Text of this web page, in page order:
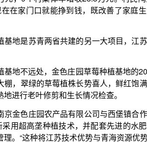
色庄园草莓种植基地的20座现代化智能保温棚整
植株长势喜人，鲜红饱满的果实点缀其间，工人
生长情况检查。
品有限公司与西堡镇合作的成果，项目总投资达
术，并配套先进的水肥一体化系统，实现了精
的优异成绩。”南京金色庄园农产品有限公司西
作的科技赋能同样结出硕果。玉拉村股份经济
规模领先的设施农业园区——1043栋日光温室、
苗中心，形成草莓脱毒育苗、果蔬种植、冷链